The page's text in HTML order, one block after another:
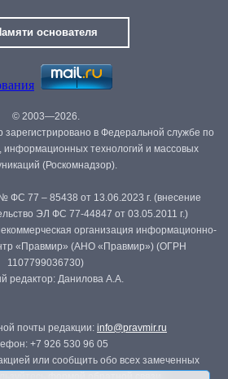
основателя
© 2003—2026.
в Федеральной службе по
информационных технологий и массовых
(Роскомнадзор).
ФС 77 – 85438 от 13.06.2023 г. (внесение
ЭЛ ФС 77-44847 от 03.05.2011 г.)
организация информационно-
«Правмир» (АНО «Правмир») (ОГРН
1107799036730)
редактор: Данилова А.А.
почты редакции: info@pravmir.ru
+7 926 530 96 05
или сообщить обо всех замеченных